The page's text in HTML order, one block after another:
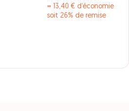
= 13,40 € d’économie
soit 26% de remise